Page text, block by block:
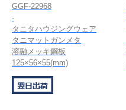
GGF-22968
-
タニタハウジングウェア
タニマットガンメタ
溶融メッキ鋼板
125×56×55(mm)